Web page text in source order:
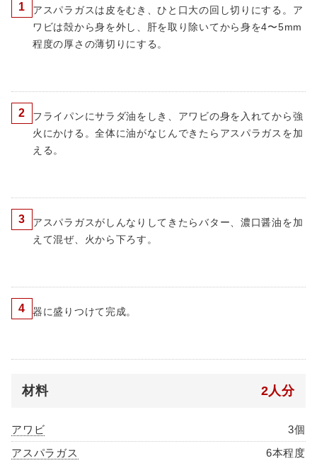
1
アスパラガスは皮をむき、ひと口大の回し切りにする。ア
ワビは殻から身を外し、肝を取り除いてから身を4〜5mm
程度の厚さの薄切りにする。
2
フライパンにサラダ油をしき、アワビの身を入れてから強
火にかける。全体に油がなじんできたらアスパラガスを加
える。
3
アスパラガスがしんなりしてきたらバター、濃口醤油を加
えて混ぜ、火から下ろす。
4 器に盛りつけて完成。
材料 2人分
アワビ
3個
アスパラガス
6本程度